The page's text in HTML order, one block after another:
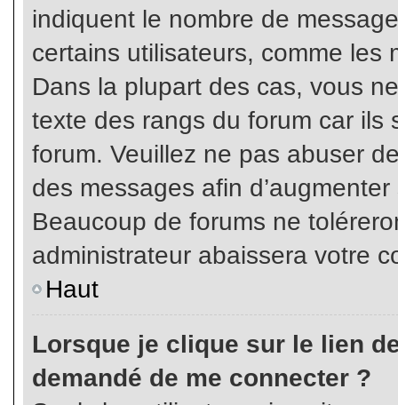
indiquent le nombre de
certains utilisateurs, comme les
Dans la plupart des cas, vous
texte des rangs du forum car ils
forum. Veuillez ne pas abuser
des messages afin
Beaucoup de forums ne
administrateur abaissera votre
Haut
Lorsque je clique sur le lien
demandé de me connecter ?